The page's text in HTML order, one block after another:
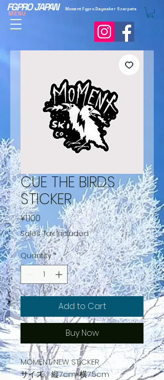
MENU
FGPRO JAPAN Moment Fgpro Daymaker Scarpata
CUE THE BIRDS
STICKER
¥1,100 Price
Sales Tax Included
Quantity *
Add to Cart
Buy Now
MOMENT NEW STICKER
サイズ 縦7cm×横7.5cm